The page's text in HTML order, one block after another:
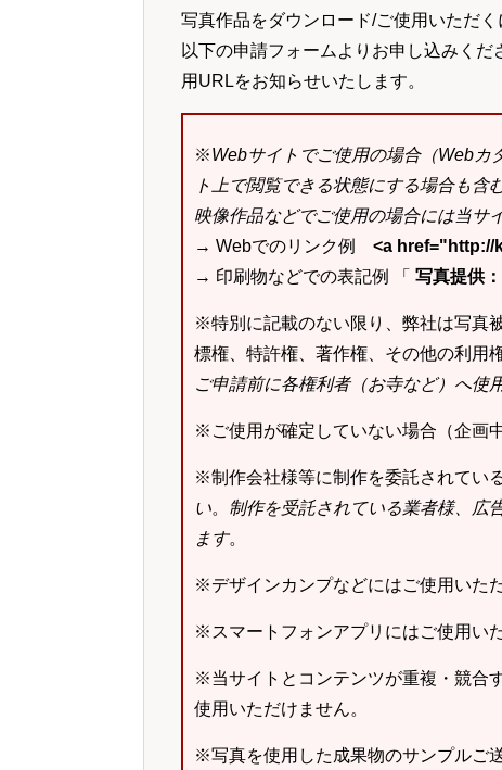
写真作品をダウンロード/ご使用いただく
以下の申請フォームよりお申し込みく
用URLをお知らせいたします。
※Webサイトでご使用の場合（Webカ
ト上で閲覧できる状態にする場合も
映像作品などでご使用の場合には当サ
→ Webでのリンク例 <a href="http://
→ 印刷物などでの表記例 「 写真提供
※特別に記載のない限り、弊社は写真
標権、特許権、著作権、その他の利用
ご申請前に各権利者（お寺など）へ使
※ご使用が確定していない場合（企画
※制作会社様等に制作を委託されてい
い。 制作を受託されている業者様、広
ます。
※デザインカンプなどにはご使用いた
※スマートフォンアプリにはご使用い
※当サイトとコンテンツが重複・競合
使用いただけません。
※写真を使用した成果物のサンプルご